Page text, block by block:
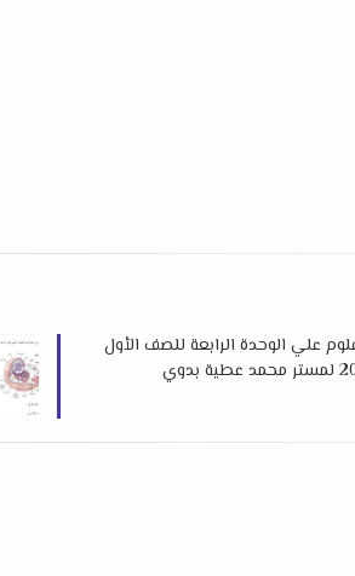
علوم علي الوحدة الرابعة للصف الأول